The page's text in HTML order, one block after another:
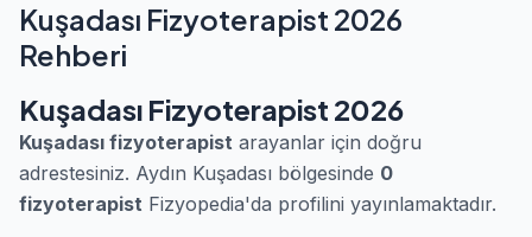
Kuşadası Fizyoterapist 2026
Rehberi
Kuşadası Fizyoterapist 2026
Kuşadası fizyoterapist arayanlar için doğru
adrestesiniz. Aydın Kuşadası bölgesinde 0
fizyoterapist Fizyopedia'da profilini yayınlamaktadır.